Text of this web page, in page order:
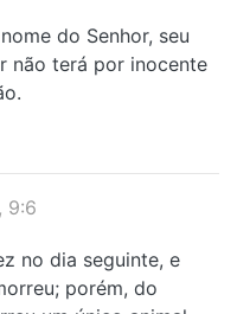
do Senhor, seu
não terá por inocente
9:6
no dia seguinte, e
porém, do